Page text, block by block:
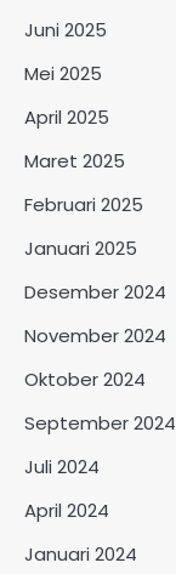
Juni 2025
Mei 2025
April 2025
Maret 2025
Februari 2025
Januari 2025
Desember 2024
November 2024
Oktober 2024
September 2024
Juli 2024
April 2024
Januari 2024